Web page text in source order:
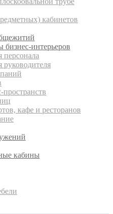
кабинетов
интерьеров
персонала
руководителя
кафе и ресторанов
кабины